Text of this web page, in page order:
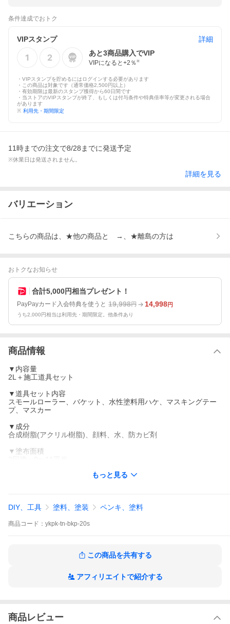
条件達成でおトク
VIPスタンプ
詳細
あと3商品購入でVIP
VIPになると+2 ％ ※
・VIPスタンプを貯めるにはログインする必要があります
・この商品は対象です（通常価格2,500円以上）
・有効期限は最新のスタンプ獲得から60日間です
・当ストアのVIPスタンプが終了、もしくは付与条件や特典倍率等が変更される場合
があります
※ 利用先・期間限定
11時までの注文で8/28までに発送予定
※休業日は発送されません。
詳細を見る
バリエーション
こちらの商品は、★他の商品と →、★離島の方は
おトクなお知らせ
合計5,000円相当プレゼント！
PayPayカード入会特典を使うと 19,998円 14,998円
うち2,000円相当は利用先・期間限定。他条件あり
商品情報
▼内容量
2L＋施工道具セット
▼道具セット内容
スモールローラー、バケット、水性塗料用ハケ、マスキングテー
プ、マスカー
▼成分
合成樹脂(アクリル樹脂)、顔料、水、防カビ剤
▼塗布面積
※下地の色・凹凸等によって大きく変わる場合がございます。
室内壁(塩化ビニルクロス、石膏ボード、プラスターボード、モル
※平滑面への塗装を推奨します。
・特にペンキの成分が沈殿しやすいので、使用前によく攪拌して
来ません。あらかじめご了承ください。
もっと見る
DIY、工具 塗料、塗装 ペンキ、塗料
商品 コード： ykpk-tn-bkp-20s
この商品を共有する
アフィリエイトで紹介する
商品レビュー